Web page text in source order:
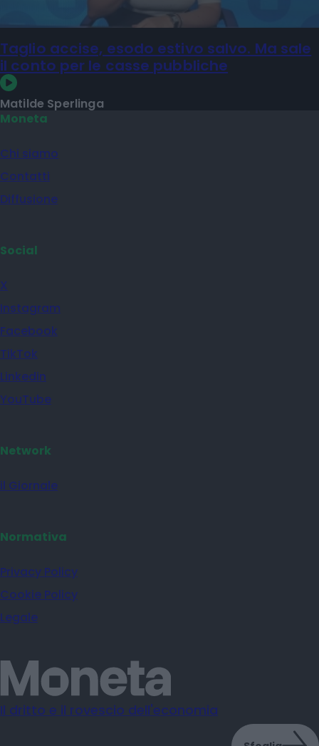
Taglio accise, esodo estivo salvo. Ma sale
il conto per le casse pubbliche
Matilde Sperlinga
Moneta
Chi siamo
Contatti
Diffusione
Social
X
Instagram
Facebook
TikTok
Linkedin
YouTube
Network
il Giornale
Normativa
Privacy Policy
Cookie Policy
Legale
Il dritto e il rovescio dell'economia